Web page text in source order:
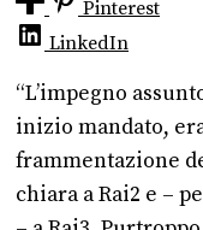
Pinterest
LinkedIn
“L’impegno
inizio mandato,
frammentazione
chiara a Rai2 e –